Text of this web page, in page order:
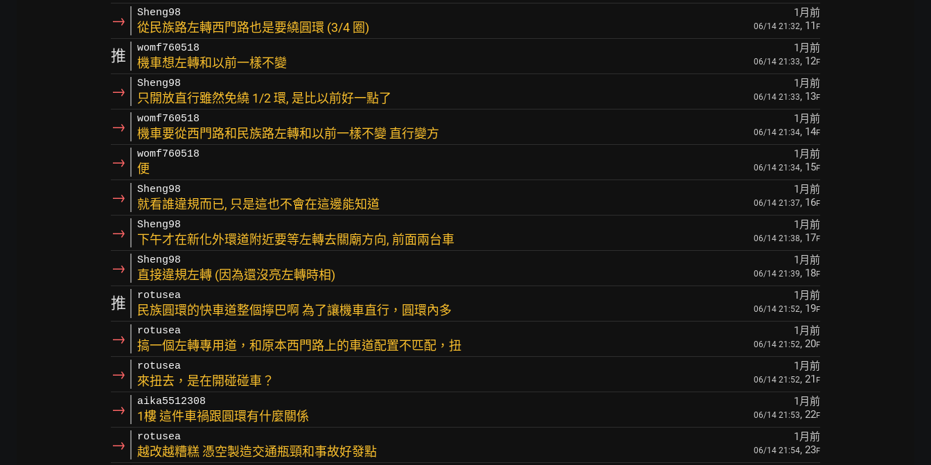
→ Sheng98 1月前
從民族路左轉西門路也是要繞圓環 (3/4 圈) 06/14 21:32, 11 F
推 womf760518 1月前
機車想左轉和以前一樣不變 06/14 21:33, 12F
→ Sheng98 1月前
只開放直行雖然免繞 1/2 環, 是比以前好一點了 06/14 21:33, 13F
→ womf760518 1月前
機車要從西門路和民族路左轉和以前一樣不變 直行變方 06/14 21:34, 14F
→ womf760518 1月前
便 06/14 21:34, 15F
→ Sheng98 1月前
就看誰違規而已, 只是這也不會在這邊能知道 06/14 21:37, 16F
→ Sheng98 1月前
下午才在新化外環道附近要等左轉去關廟方向, 前面兩台車 06/14 21:38, 17F
→ Sheng98 1月前
直接違規左轉 (因為還沒亮左轉時相) 06/14 21:39, 18F
推 rotusea 1月前
民族圓環的快車道整個擰巴啊 為了讓機車直行，圓環內多 06/14 21:52, 19F
→ rotusea 1月前
搞一個左轉專用道，和原本西門路上的車道配置不匹配，扭 06/14 21:52, 20F
→ rotusea 1月前
來扭去，是在開碰碰車？ 06/14 21:52, 21 F
→ aika5512308 1月前
1樓 這件車禍跟圓環有什麼關係 06/14 21:53, 22F
→ rotusea 1月前
越改越糟糕 憑空製造交通瓶頸和事故好發點 06/14 21:54, 23F